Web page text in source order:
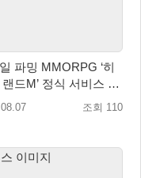
파밍 MMORPG ‘히
드M’ 정식 서비스 돌
조회 110